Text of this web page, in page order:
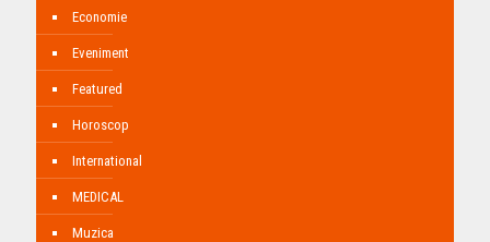
Economie
Eveniment
Featured
Horoscop
International
MEDICAL
Muzica